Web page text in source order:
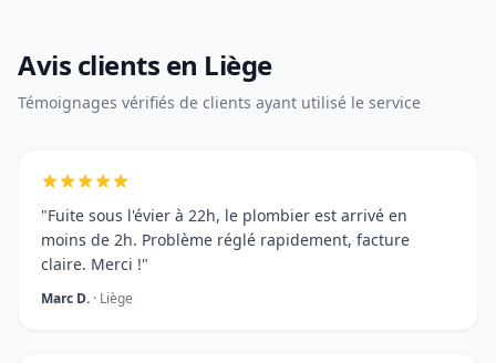
Avis clients en Liège
Témoignages vérifiés de clients ayant utilisé le service
"Fuite sous l'évier à 22h, le plombier est arrivé en
moins de 2h. Problème réglé rapidement, facture
claire. Merci !"
Marc D. · Liège